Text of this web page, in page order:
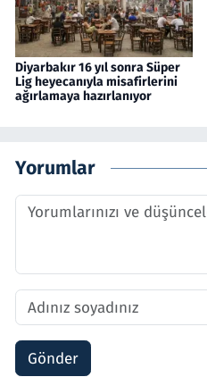
Diyarbakır 16 yıl sonra Süper
Lig heyecanıyla misafirlerini
ağırlamaya hazırlanıyor
Yorumlar
Gönder